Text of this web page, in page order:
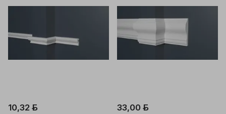
10,32 ƃ 33,00 ƃ